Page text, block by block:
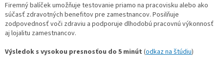
Firemný balíček umožňuje testovanie priamo na pracovisku alebo ako
súčasť zdravotných benefitov pre zamestnancov. Posilňuje
zodpovednosť voči zdraviu a podporuje dlhodobú pracovnú výkonnosť
aj lojalitu zamestnancov.
Výsledok s vysokou presnosťou do 5 minút (odkaz na štúdiu)